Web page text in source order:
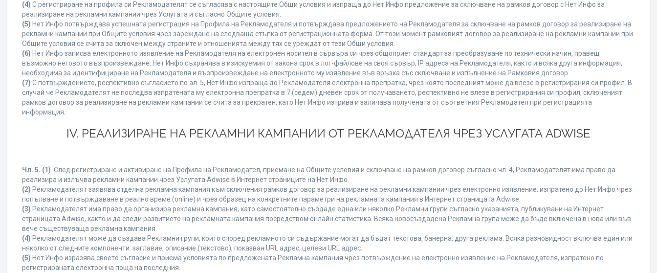
(4) С регистриране на профила си Рекламодателят се съгласява с настоящите Общи условия и изпраща до Нет Инфо предложение за сключване на рамков договор с Нет Инфо за
реализиране на рекламни кампании чрез Услугата и съгласно Общите условия.
(5) Нет Инфо потвърждава успешната регистрация на Профила на Рекламодателя и потвърждава предложението на Рекламодателя за сключване на рамков договор за реализиране на
рекламни кампании при Общите условия чрез зареждане на следваща стъпка от регистрационната форма. От този момент рамковият договор за реализиране на рекламни кампании при
Общите условия се счита за сключен между страните и отношенията между тях се уреждат от тези Общи условия.
(6) Нет Инфо записва електронното изявление на Рекламодателя на електронен носител в сървъра си чрез общоприет стандарт за преобразуване по технически начин, правещ
възможно неговото възпроизвеждане. Нет Инфо съхранява в изискуемия от закона срок в лог-файлове на своя сървър, IP адреса на Рекламодателя, както и всяка друга информация,
необходима за идентифициране на Рекламодателя и възпроизвеждане на електронното му изявление във връзка със сключване и изпълнение на Рамковия договор.
(7) С потвърждението, респективно съгласието по ал. 5, Нет Инфо изпраща до Рекламодателя електронна препратка, чрез която последният може да влезе в регистрирания си профил. В
случай че Рекламодателят не последва изпратената му електронна препратка в 7 (седем) дневен срок от получаването, респективно не влезе в регистрирания си профил, сключеният
рамков договор за реализиране на рекламни кампании се счита за прекратен, като Нет Инфо изтрива и заличава получената от съответния Рекламодател при регистрацията
информация.
IV. РЕАЛИЗИРАНЕ НА РЕКЛАМНИ КАМПАНИИ ОТ РЕКЛАМОДАТЕЛЯ ЧРЕЗ УСЛУГАТА ADWISE
Чл. 5. (1) . След регистриране и активиране на Профила на Рекламодател, приемане на Общите условия и сключване на рамков договор съгласно чл. 4, Рекламодателят има право да
реализира и излъчва рекламни кампании чрез Услугата Adwise в Интернет страниците на Нет Инфо.
(2) Рекламодателят заявява отделна рекламна кампания към сключения рамков договор за реализиране на рекламни кампании чрез електронно изявление, изпратено до Нет Инфо чрез
попълване и потвърждаване в реално време (online) и чрез образец на конкретните параметри на рекламната кампания в Интернет страницата Adwise.
(3) Рекламодателят има право да организира рекламна кампания, като самостоятелно създаде една или няколко Рекламни групи съгласно указанията, публикувани на Интернет
страницата Adwise, както и да следи развитието на рекламната кампания посредством онлайн статистика. Всяка новосъздадена Рекламна група може да бъде включена в нова или във
вече съществуваща рекламна кампания.
(4) Рекламодателят може да създава Рекламни групи, които според рекламното си съдържание могат да бъдат текстова, банерна, друга реклама. Всяка разновидност включва един или
няколко от следните компоненти: заглавие, описание (текстово), показван URL адрес, целеви URL адрес.
(5) Нет Инфо изразява своето съгласие и приема условията по предложената Рекламна кампания чрез потвърждение на електронно изявление на Рекламодателя, изпратено по
регистрираната електронна поща на последния.